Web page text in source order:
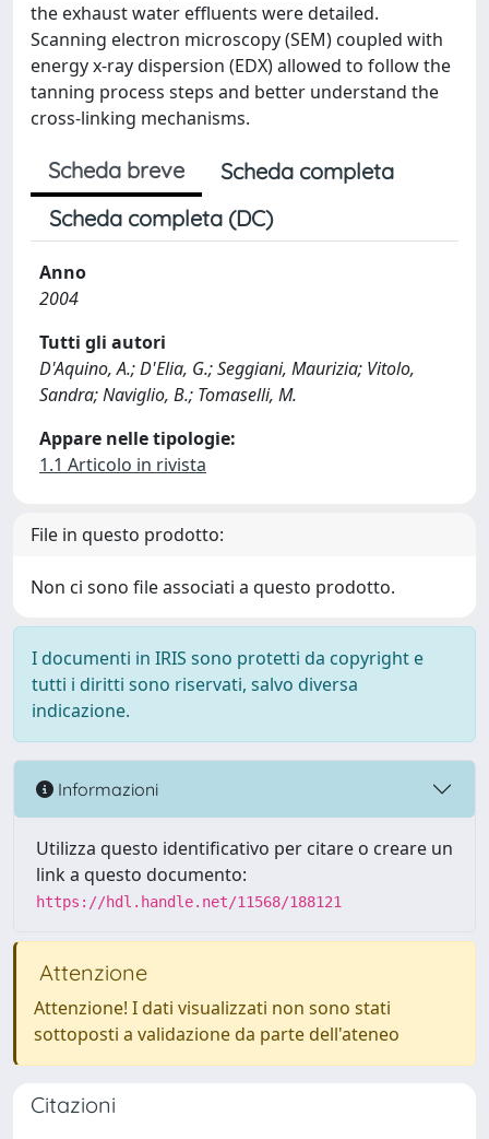
the exhaust water effluents were detailed.
Scanning electron microscopy (SEM) coupled with
energy x-ray dispersion (EDX) allowed to follow the
tanning process steps and better understand the
cross-linking mechanisms.
Scheda breve
Scheda completa
Scheda completa (DC)
Anno
2004
Tutti gli autori
D'Aquino, A.; D'Elia, G.; Seggiani, Maurizia; Vitolo,
Sandra; Naviglio, B.; Tomaselli, M.
Appare nelle tipologie:
1.1 Articolo in rivista
File in questo prodotto:
Non ci sono file associati a questo prodotto.
I documenti in IRIS sono protetti da copyright e
tutti i diritti sono riservati, salvo diversa
indicazione.
Informazioni
Utilizza questo identificativo per citare o creare un
link a questo documento:
https://hdl.handle.net/11568/188121
Attenzione
Attenzione! I dati visualizzati non sono stati
sottoposti a validazione da parte dell'ateneo
Citazioni